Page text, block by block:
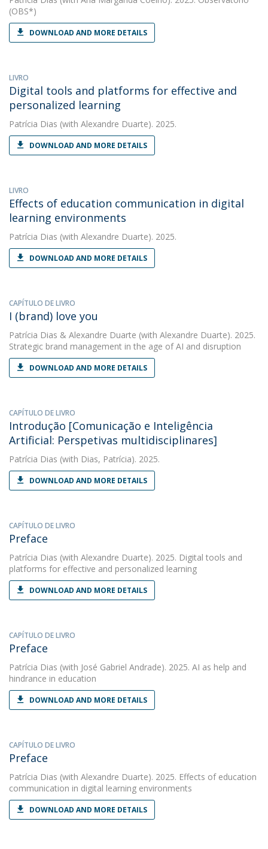
(OBS*)
DOWNLOAD AND MORE DETAILS
LIVRO
Digital tools and platforms for effective and
personalized learning
Patrícia Dias (with Alexandre Duarte). 2025.
DOWNLOAD AND MORE DETAILS
LIVRO
Effects of education communication in digital
learning environments
Patrícia Dias (with Alexandre Duarte). 2025.
DOWNLOAD AND MORE DETAILS
CAPÍTULO DE LIVRO
I (brand) love you
Patrícia Dias & Alexandre Duarte (with Alexandre Duarte). 2025.
Strategic brand management in the age of AI and disruption
DOWNLOAD AND MORE DETAILS
CAPÍTULO DE LIVRO
Introdução [Comunicação e Inteligência
Artificial: Perspetivas multidisciplinares]
Patrícia Dias (with Dias, Patrícia). 2025.
DOWNLOAD AND MORE DETAILS
CAPÍTULO DE LIVRO
Preface
Patrícia Dias (with Alexandre Duarte). 2025. Digital tools and
platforms for effective and personalized learning
DOWNLOAD AND MORE DETAILS
CAPÍTULO DE LIVRO
Preface
Patrícia Dias (with José Gabriel Andrade). 2025. AI as help and
hindrance in education
DOWNLOAD AND MORE DETAILS
CAPÍTULO DE LIVRO
Preface
Patrícia Dias (with Alexandre Duarte). 2025. Effects of education
communication in digital learning environments
DOWNLOAD AND MORE DETAILS